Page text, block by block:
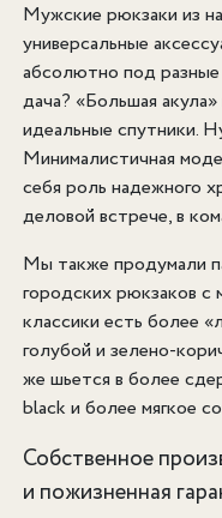
Мужские рюкзаки из
универсальные
абсолютно под разные
дача? «Большая
идеальные спутники.
Минималистичная
себя роль надежного
деловой встрече, в
Мы также продумали
городских рюкзаков с
классики есть более
голубой и зелено-
же шьется в более
black и более мягкое
Собственное
и пожизненная